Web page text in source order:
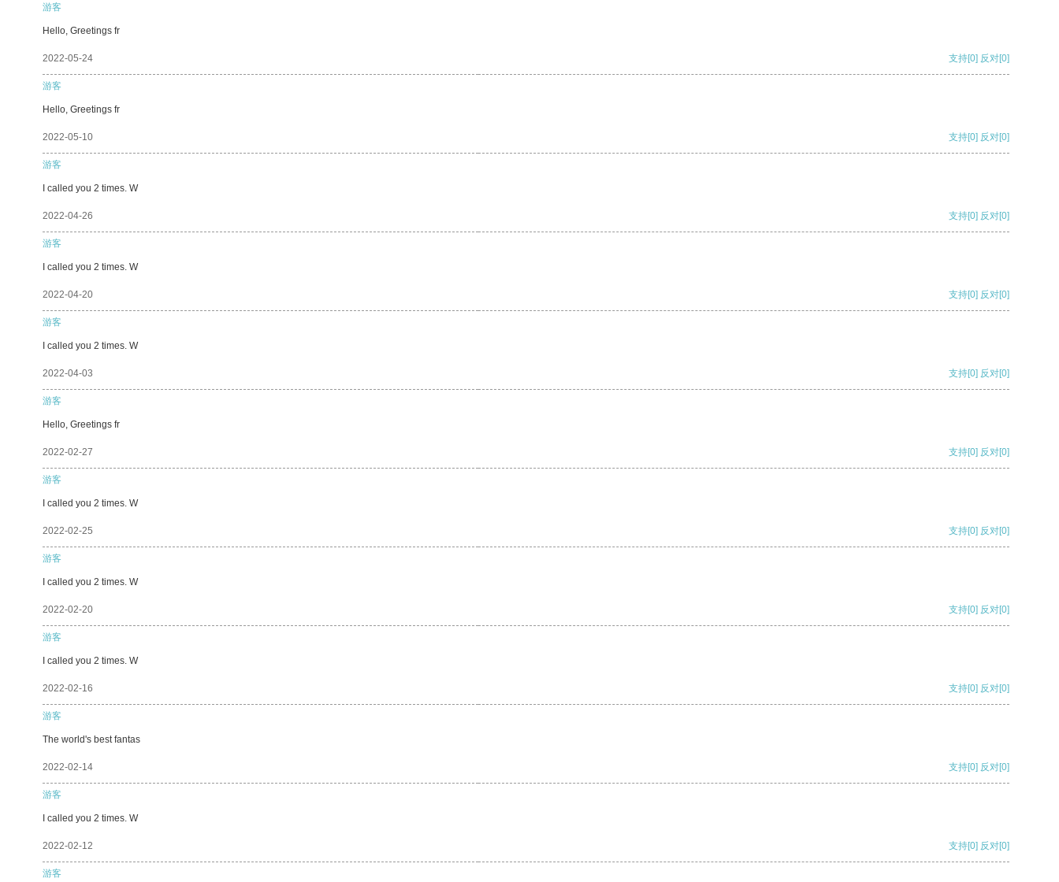
游客
Hello, Greetings fr
2022-05-24 支持[0] 反对[0]
游客
Hello, Greetings fr
2022-05-10 支持[0] 反对[0]
游客
I called you 2 times. W
2022-04-26 支持[0] 反对[0]
游客
I called you 2 times. W
2022-04-20 支持[0] 反对[0]
游客
I called you 2 times. W
2022-04-03 支持[0] 反对[0]
游客
Hello, Greetings fr
2022-02-27 支持[0] 反对[0]
游客
I called you 2 times. W
2022-02-25 支持[0] 反对[0]
游客
I called you 2 times. W
2022-02-20 支持[0] 反对[0]
游客
I called you 2 times. W
2022-02-16 支持[0] 反对[0]
游客
The world's best fantas
2022-02-14 支持[0] 反对[0]
游客
I called you 2 times. W
2022-02-12 支持[0] 反对[0]
游客